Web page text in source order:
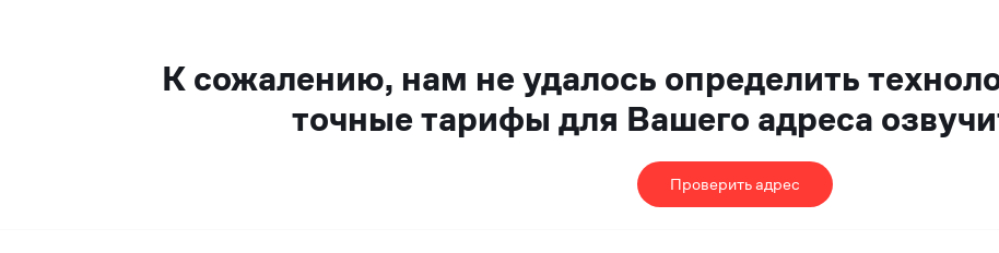
К сожалению, нам не удалось определить
точные тарифы для Вашего адреса
Проверить адрес